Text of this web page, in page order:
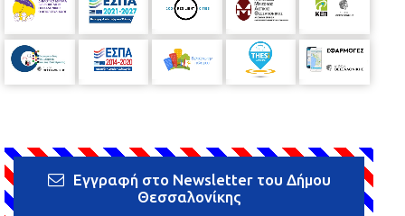
Εγγραφή στο Newsletter του Δήμου
Θεσσαλονίκης